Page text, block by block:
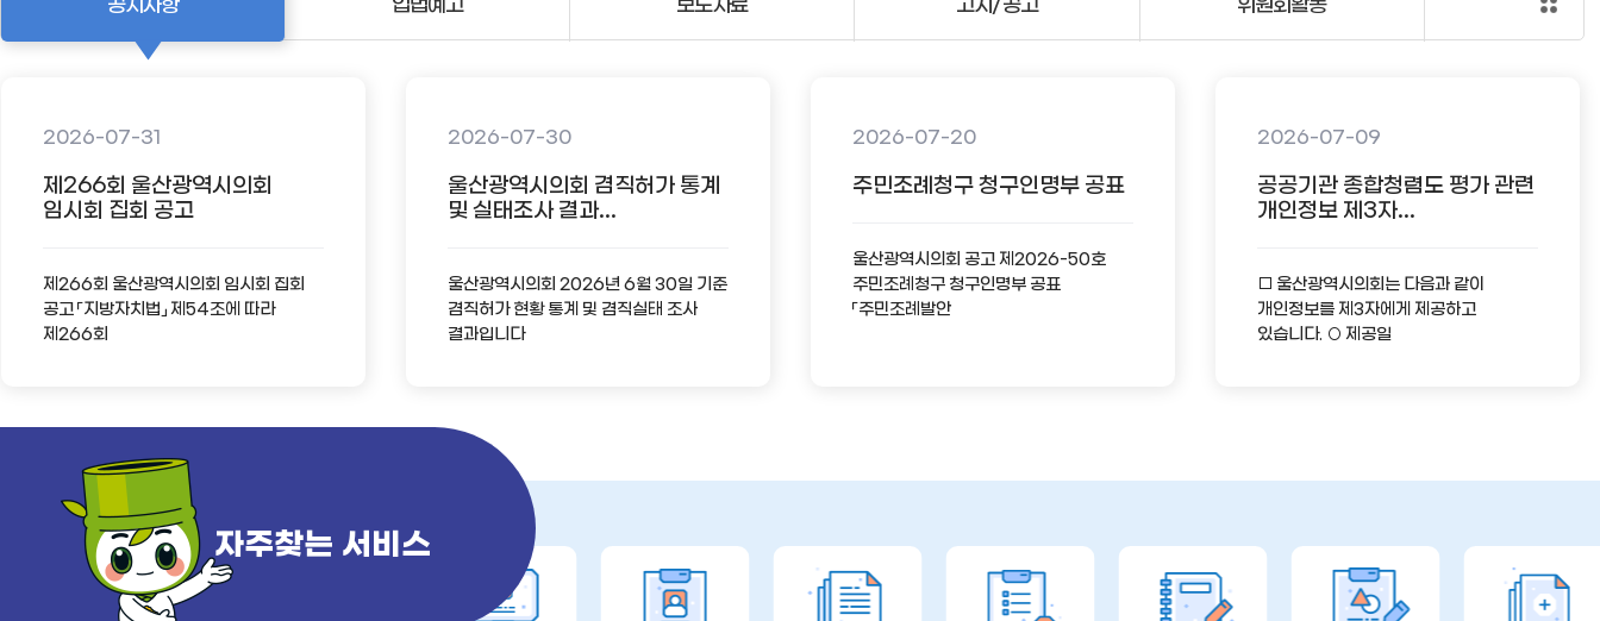
공지사항
2026-07-31
제266회 울산광역시의회
임시회 집회 공고
제266회 울산광역시의회 임시회 집회
공고 「지방자치법」 제54조에 따라
제266회
2026-07-30
울산광역시의회 겸직허가 통계
및 실태조사 결과...
울산광역시의회 2026년 6월 30일 기준
겸직허가 현황 통계 및 겸직실태 조사
결과입니다
2026-07-20
주민조례청구 청구인명부 공표
울산광역시의회 공고 제2026-50호
주민조례청구 청구인명부 공표
「주민조례발안
2026-07-09
공공기관 종합청렴도 평가 관련
개인정보 제3자...
□ 울산광역시의회는 다음과 같이
개인정보를 제3자에게 제공하고
있습니다. ○ 제공일
입법예고 보도자료 고시/공고 위원회활동
자주찾는 서비스